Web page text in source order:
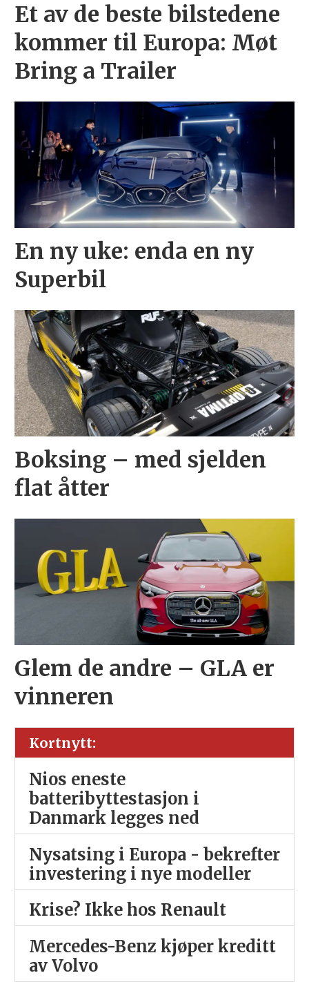
Et av de beste bilstedene
kommer til Europa: Møt
Bring a Trailer
En ny uke: enda en ny
Superbil
Boksing – med sjelden
flat åtter
Glem de andre – GLA er
vinneren
Kortnytt:
Nios eneste
batteribyttestasjon i
Danmark legges ned
Nysatsing i Europa - bekrefter
investering i nye modeller
Krise? Ikke hos Renault
Mercedes-Benz kjøper kreditt
av Volvo